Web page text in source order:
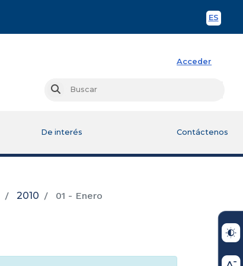
ES
Acceder
Buscar
De interés Contáctenos
2010 01 - Enero